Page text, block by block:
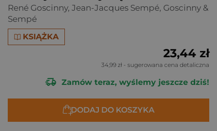
René Goscinny, Jean-Jacques Sempé, Goscinny &
Sempé
KSIĄŻKA
23,44 zł
34,99 zł - sugerowana cena detaliczna
Zamów teraz, wyślemy jeszcze dziś!
DODAJ DO KOSZYKA